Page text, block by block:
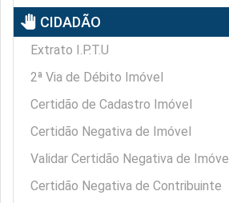
pan_tool CIDADÃO
Extrato I.P.T.U
2ª Via de Débito Imóvel
Certidão de Cadastro Imóvel
Certidão Negativa de Imóvel
Validar Certidão Negativa de Imóvel
Certidão Negativa de Contribuinte